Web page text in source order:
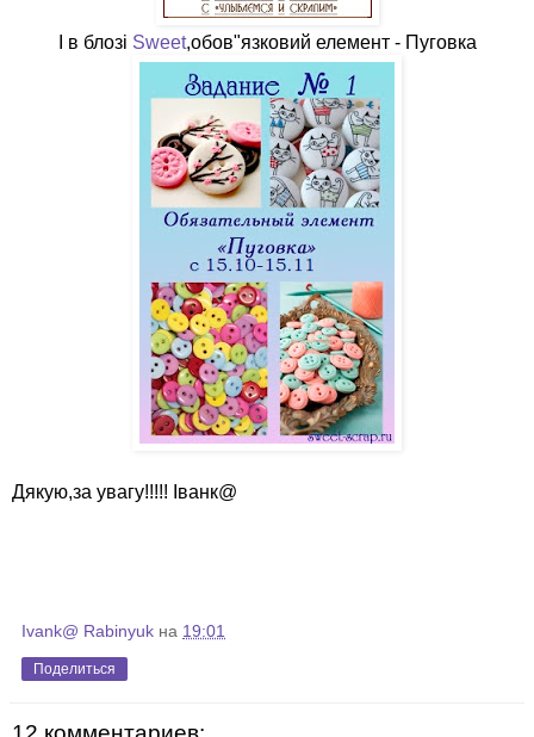
І в блозі Sweet,обов"язковий елемент - Пуговка
Дякую,за увагу!!!!! Іванк@
Ivank@ Rabinyuk на 19:01
Поделиться